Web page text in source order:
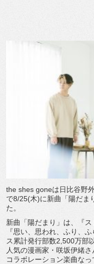
the shes goneは日比谷野
で8/25(木)に新曲「陽だま
た。
新曲「陽だまり」は、『ス
『思い、思われ、ふり、ふ
ス累計発行部数2, 500万部
人気の漫画家・ 咲坂伊緒さ
コラボレーション楽曲なっ